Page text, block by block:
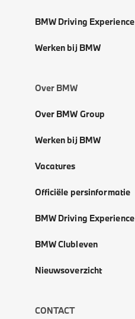
BMW Driving Experience
Werken bij BMW
Over BMW
Over BMW Group
Werken bij BMW
Vacatures
Officiële persinformatie
BMW Driving Experience
BMW Clubleven
Nieuwsoverzicht
CONTACT